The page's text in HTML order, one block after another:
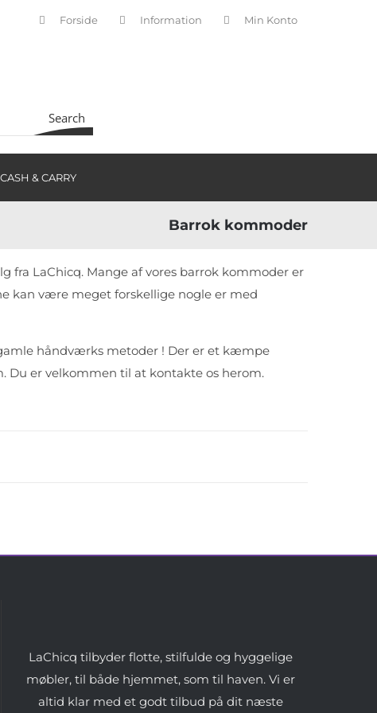
Forside Information Min Konto
Search
CASH & CARRY
Barrok kommoder
LaChicq. Mange af vores barrok kommoder er
kan være meget forskellige nogle er med
håndværks metoder ! Der er et kæmpe
Du er velkommen til at kontakte os herom.
LaChicq tilbyder flotte, stilfulde og hyggelige
møbler, til både hjemmet, som til haven. Vi er
altid klar med et godt tilbud på dit næste